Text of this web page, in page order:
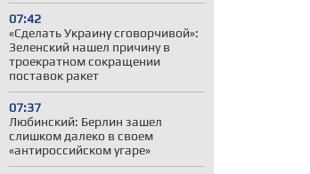
07:42
«Сделать Украину сговорчивой»:
Зеленский нашел причину в
троекратном сокращении
поставок ракет
07:37
Любинский: Берлин зашел
слишком далеко в своем
«антироссийском угаре»